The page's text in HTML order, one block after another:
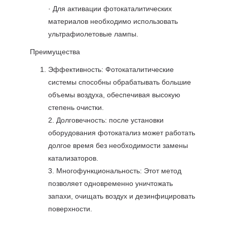
· Для активации фотокаталитических
материалов необходимо использовать
ультрафиолетовые лампы.
Преимущества
Эффективность: Фотокаталитические
системы способны обрабатывать большие
объемы воздуха, обеспечивая высокую
степень очистки.
2. Долговечность: после установки
оборудования фотокатализ может работать
долгое время без необходимости замены
катализаторов.
3. Многофункциональность: Этот метод
позволяет одновременно уничтожать
запахи, очищать воздух и дезинфицировать
поверхности.